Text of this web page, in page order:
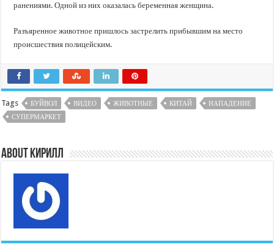
ранениями. Одной из них оказалась беременная женщина.
Разъяренное животное пришлось застрелить прибывшим на место
происшествия полицейским.
Tags БУЙВОЛ ВИДЕО ЖИВОТНЫЕ КИТАЙ
НАПАДЕНИЕ
СУПЕРМАРКЕТ
About Кирилл